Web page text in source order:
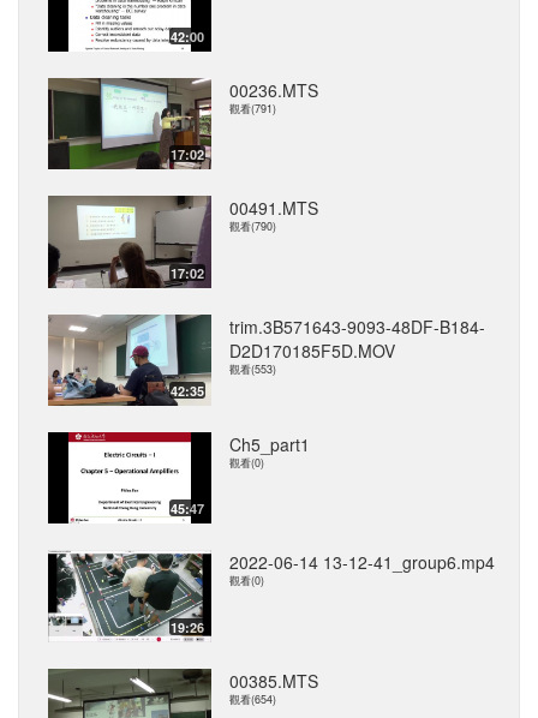
42:00
17:02
00236.MTS
觀看(791)
17:02
00491.MTS
觀看(790)
42:35
trim.3B571643-9093-48DF-B184-
D2D170185F5D.MOV
觀看(553)
45:47
Ch5_part1
觀看(0)
19:26
2022-06-14 13-12-41_group6.mp4
觀看(0)
00385.MTS
觀看(654)